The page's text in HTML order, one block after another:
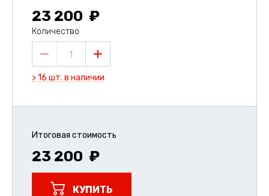
23 200
Количество
1
> 16 шт. в наличии
Итоговая стоимость
23 200
КУПИТЬ